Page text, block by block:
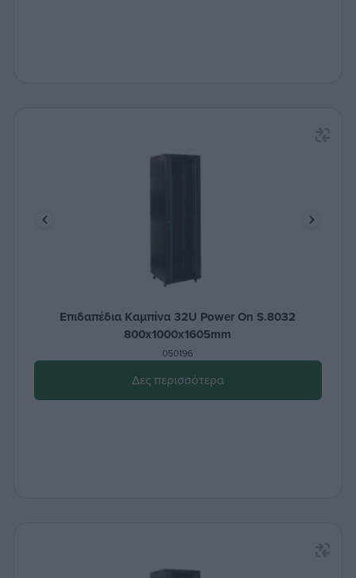
Επιδαπέδια Καμπίνα 32U Power On S.8032
800x1000x1605mm
050196
Δες περισσότερα